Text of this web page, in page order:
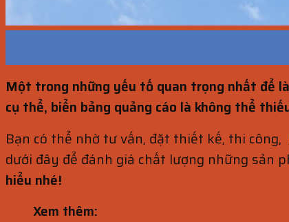
Một trong những yếu tố quan trọng nhất để
cụ thể, biển bảng quảng cáo là không thể
Bạn có thể nhờ tư vấn, đặt thiết kế, thi
dưới đây để đánh giá chất lượng những sản
hiểu nhé!
Xem thêm: